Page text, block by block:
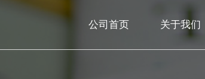
公司首页 关于我们